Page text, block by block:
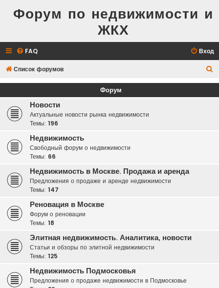
Форум по недвижимости и
ЖКХ
FAQ Вход
Список форумов
о
Форум
Новости
Актуальные новости рынка недвижимости
Темы: 196
Недвижимость
Свободный форум о недвижимости
Темы: 66
Недвижимость в Москве. Продажа и аренда
Предложения о продаже и аренде недвижимости
Темы: 147
Реновация в Москве
Форум о реновации
Темы: 18
Элитная недвижимость. Аналитика, новости
Статьи и обзоры по элитной недвижимости
Темы: 125
Недвижимость Подмосковья
Предложения о продаже недвижимости в Подмосковье